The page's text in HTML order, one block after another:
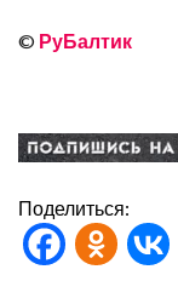
© РуБалтик
Поделиться: